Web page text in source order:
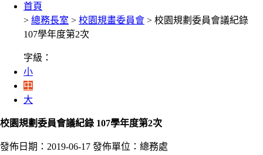
首頁
> 總務長室 > 校園規畫委員會 > 校園規劃委員會議紀錄
107學年度第2次
字級：
小
中
大
校園規劃委員會議紀錄 107學年度第2次
發佈日期：2019-06-17 發佈單位：總務處